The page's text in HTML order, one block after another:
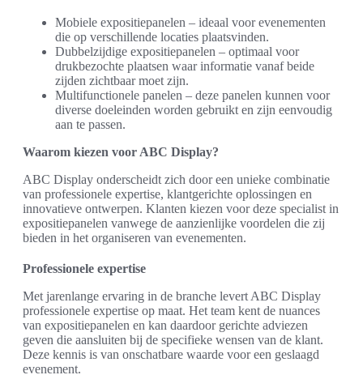
Mobiele expositiepanelen – ideaal voor evenementen
die op verschillende locaties plaatsvinden.
Dubbelzijdige expositiepanelen – optimaal voor
drukbezochte plaatsen waar informatie vanaf beide
zijden zichtbaar moet zijn.
Multifunctionele panelen – deze panelen kunnen voor
diverse doeleinden worden gebruikt en zijn eenvoudig
aan te passen.
Waarom kiezen voor ABC Display?
ABC Display onderscheidt zich door een unieke combinatie
van professionele expertise, klantgerichte oplossingen en
innovatieve ontwerpen. Klanten kiezen voor deze specialist in
expositiepanelen vanwege de aanzienlijke voordelen die zij
bieden in het organiseren van evenementen.
Professionele expertise
Met jarenlange ervaring in de branche levert ABC Display
professionele expertise op maat. Het team kent de nuances
van expositiepanelen en kan daardoor gerichte adviezen
geven die aansluiten bij de specifieke wensen van de klant.
Deze kennis is van onschatbare waarde voor een geslaagd
evenement.